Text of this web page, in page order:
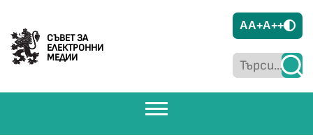
СЪВЕТ ЗА
ЕЛЕКТРОННИ
МЕДИИ
AA+A++